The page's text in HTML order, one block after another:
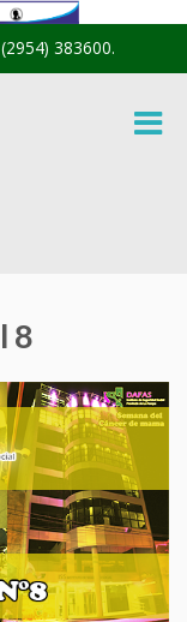
383600.
8